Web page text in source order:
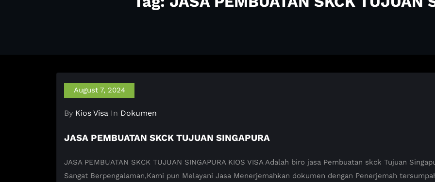
August 7, 2024
By Kios Visa In Dokumen
JASA PEMBUATAN SKCK TUJUAN SINGAPURA
JASA PEMBUATAN SKCK TUJUAN SINGAPURA KIOS VISA Adalah biro jasa Pembuatan skck Tujuan
Sangat Berpengalaman,Kami pun Melayani Jasa Menerjemahkan dokumen dengan Penerjemah